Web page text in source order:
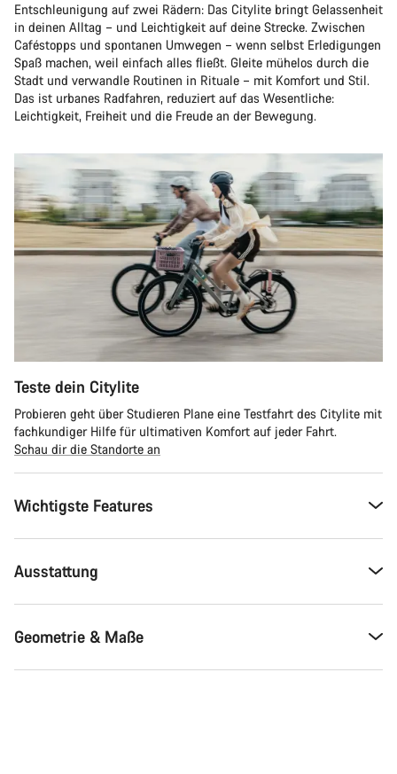
Entschleunigung auf zwei Rädern: Das Citylite bringt Gelassenheit
in deinen Alltag – und Leichtigkeit auf deine Strecke. Zwischen
Caféstopps und spontanen Umwegen – wenn selbst Erledigungen
Spaß machen, weil einfach alles fließt. Gleite mühelos durch die
Stadt und verwandle Routinen in Rituale – mit Komfort und Stil.
Das ist urbanes Radfahren, reduziert auf das Wesentliche:
Leichtigkeit, Freiheit und die Freude an der Bewegung.
Teste dein Citylite
Probieren geht über Studieren Plane eine Testfahrt des Citylite mit
fachkundiger Hilfe für ultimativen Komfort auf jeder Fahrt.
Schau dir die Standorte an
Wichtigste Features
Ausstattung
Geometrie & Maße